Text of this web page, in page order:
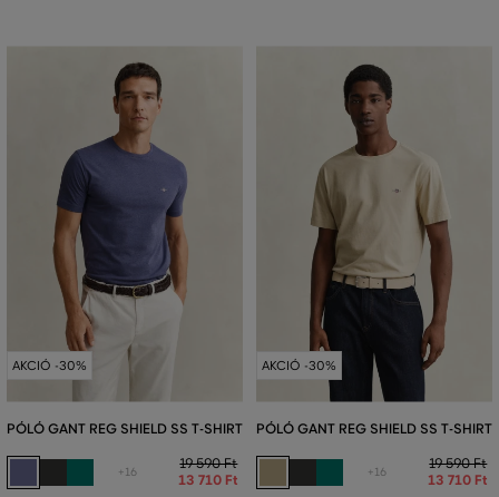
AKCIÓ -30%
PÓLÓ GANT REG SHIELD SS T-SHIRT
+16
19 590 Ft
13 710 Ft
AKCIÓ -30%
PÓLÓ GANT REG SHIELD SS T-SHIRT
+16
19 590 Ft
13 710 Ft